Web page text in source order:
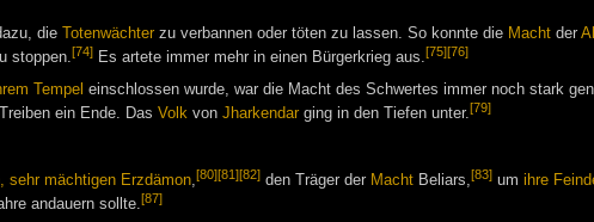
die Totenwächterzu verbannen oder töten zu lassen. So konnte die Machtder
stoppen.[74]Es artete immer mehr in einen Bürgerkrieg aus.[75][76]
Tempel einschlossen wurde, war die Macht des Schwertes immer noch stark
ein Ende. Das Volkvon Jharkendarging in den Tiefen unter.[79]
sehr mächtigen Erzdämon,[80][81][82]den Träger der MachtBeliars,[83]um ihre
andauern sollte.[87]